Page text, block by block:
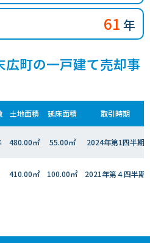
61 年
町の一戸建て売却事
土地面積 延床面積 取引時期
480.00㎡ 55.00㎡ 2024年第1四半期
410.00㎡ 100.00㎡ 2021年第４四半期